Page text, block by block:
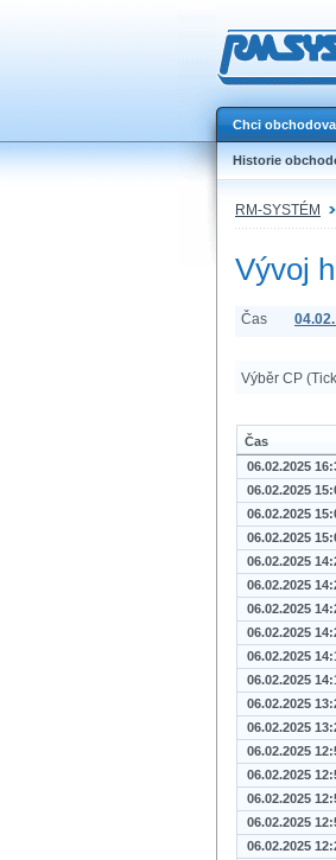
Chci
Historie
RM-SYSTÉM
Vývoj
Čas
Výběr CP
Čas
06.02.2025
06.02.2025
06.02.2025
06.02.2025
06.02.2025
06.02.2025
06.02.2025
06.02.2025
06.02.2025
06.02.2025
06.02.2025
06.02.2025
06.02.2025
06.02.2025
06.02.2025
06.02.2025
06.02.2025